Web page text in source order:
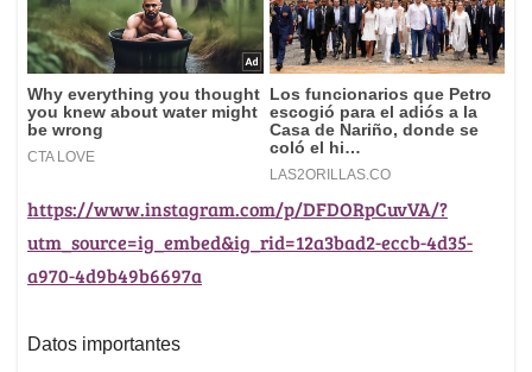
https://www.instagram.com/p/DFDORpCuvVA/?
utm_source=ig_embed&ig_rid=12a3bad2-eccb-4d35-
a970-4d9b49b6697a
Datos importantes